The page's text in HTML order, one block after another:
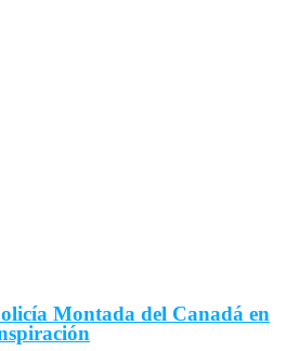
Montada del Canadá en